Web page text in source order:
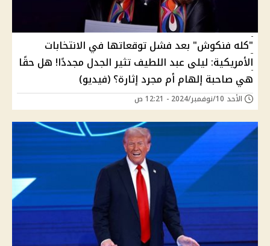
"كله فنكوش" بعد فشل توقعاتها في الانتخابات
الأمريكية: ليلى عبد اللطيف تثير الجدل مجددًا! هل حقًا
هي صاحبة إلهام أم مجرد إثارة؟ (فيديو)
الأحد 10/نوفمبر/2024 - 12:21 ص